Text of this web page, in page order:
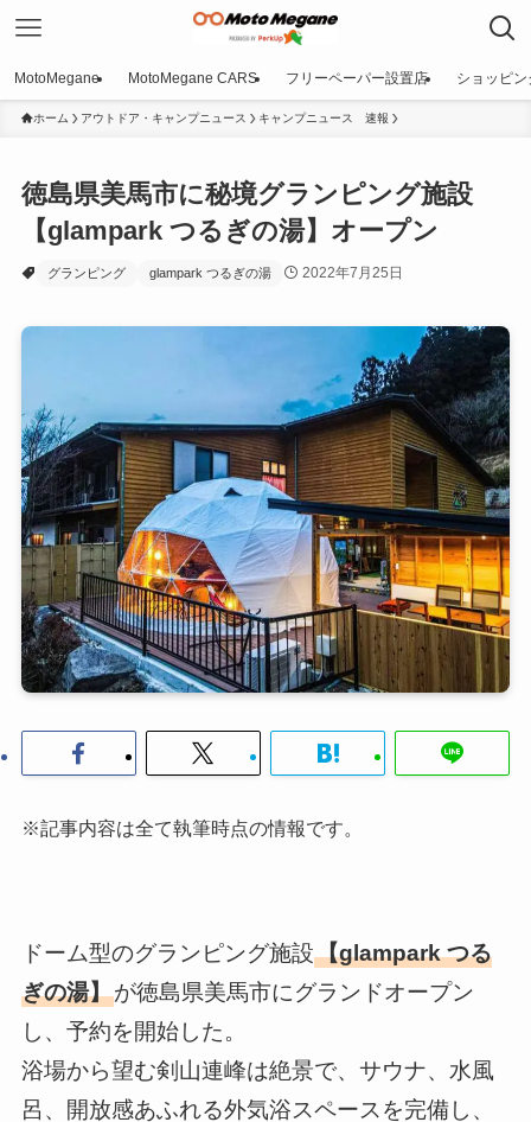
MotoMegane MotoMegane CARS フリーペーパー設置店 ショッピン
ホーム アウトドア・キャンプニュース キャンプニュース 速報
徳島県美馬市に秘境グランピング施設
【glampark つるぎの湯】オープン
グランピング glampark つるぎの湯 2022年7月25日
※記事内容は全て執筆時点の情報です。
ドーム型のグランピング施設【glampark つる
ぎの湯】が徳島県美馬市にグランドオープン
し、予約を開始した。
浴場から望む剣山連峰は絶景で、サウナ、水風
呂、開放感あふれる外気浴スペースを完備し、